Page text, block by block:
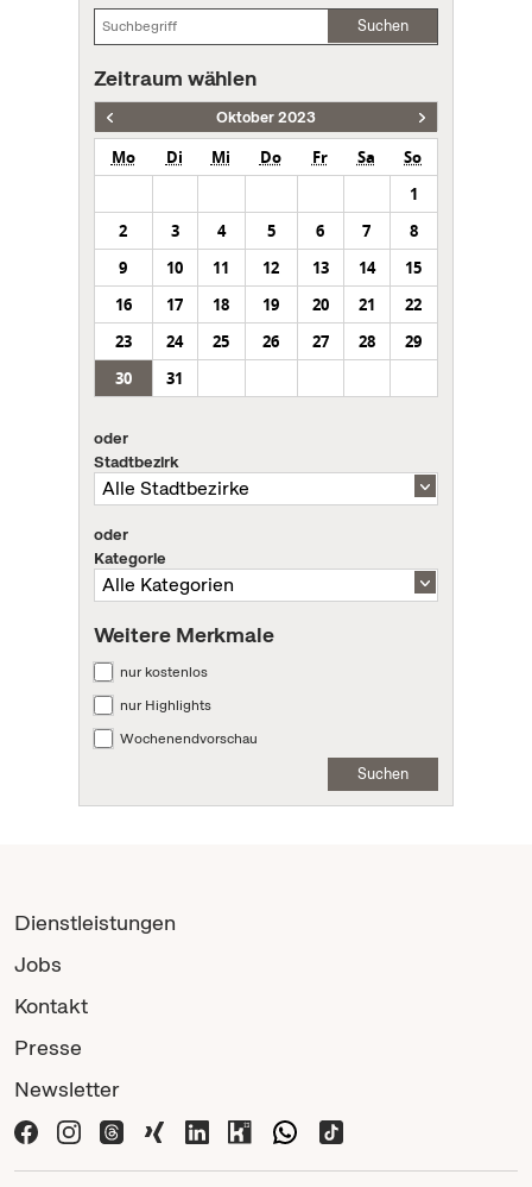
Suchen
Zeitraum wählen
Oktober 2023
Mo Di Mi Do Fr Sa
So
1
2
3 4 5 6 7
8
9
10 11 12 13 14
15
16
17 18 19 20 21
22
23
24 25 26 27 28
29
30
31
oder
Stadtbezirk
oder
Kategorie
Weitere Merkmale
nur kostenlos
nur Highlights
Wochenendvorschau
Suchen
Dienstleistungen
Jobs
Kontakt
Presse
Newsletter